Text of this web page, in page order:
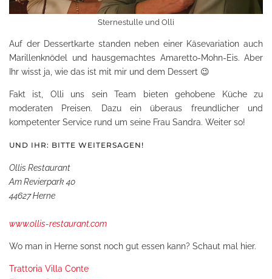
Sternestulle und Olli
Auf der Dessertkarte standen neben einer Käsevariation auch
Marillenknödel und hausgemachtes Amaretto-Mohn-Eis. Aber
Ihr wisst ja, wie das ist mit mir und dem Dessert 😉
Fakt ist, Olli uns sein Team bieten gehobene Küche zu
moderaten Preisen. Dazu ein überaus freundlicher und
kompetenter Service rund um seine Frau Sandra. Weiter so!
UND IHR: BITTE WEITERSAGEN!
Ollis Restaurant
Am Revierpark 40
44627 Herne
www.ollis-restaurant.com
Wo man in Herne sonst noch gut essen kann? Schaut mal hier.
Trattoria Villa Conte